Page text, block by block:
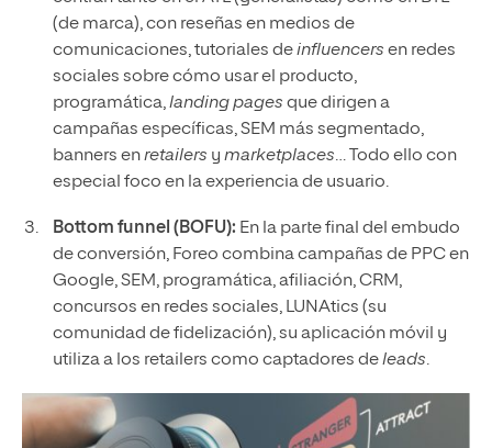
(de marca), con reseñas en medios de
comunicaciones, tutoriales deinfluencers en redes
sociales sobre cómo usar el producto,
programática,landing pages que dirigen a
campañas específicas, SEM más segmentado,
banners enretailers y marketplaces… Todo ello con
especial foco en la experiencia de usuario.
Bottom funnel (BOFU): En la parte final del embudo
de conversión, Foreo combina campañas de PPC en
Google, SEM, programática, afiliación, CRM,
concursos en redes sociales, LUNAtics (su
comunidad de fidelización), su aplicación móvil y
utiliza a los retailers como captadores deleads.